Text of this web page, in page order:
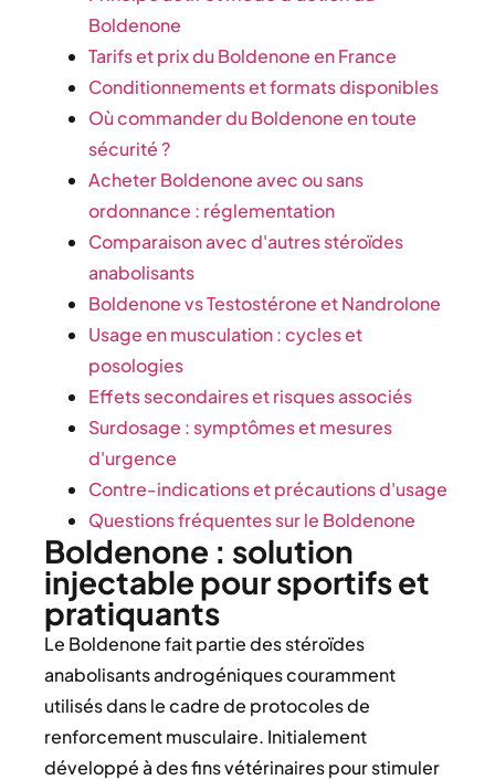
Boldenone
Tarifs et prix du Boldenone en France
Conditionnements et formats disponibles
Où commander du Boldenone en toute
sécurité ?
Acheter Boldenone avec ou sans
ordonnance : réglementation
Comparaison avec d'autres stéroïdes
anabolisants
Boldenone vs Testostérone et Nandrolone
Usage en musculation : cycles et
posologies
Effets secondaires et risques associés
Surdosage : symptômes et mesures
d'urgence
Contre-indications et précautions d'usage
Questions fréquentes sur le Boldenone
Boldenone : solution
injectable pour sportifs et
pratiquants
Le Boldenone fait partie des stéroïdes
anabolisants androgéniques couramment
utilisés dans le cadre de protocoles de
renforcement musculaire. Initialement
développé à des fins vétérinaires pour stimuler